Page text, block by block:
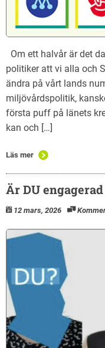
Om ett halvår är det
politiker att vi alla och
ändra på vårt lands
miljövårdspolitik,
första puff på länets
kan och […]
Läs mer
Är DU
12 mars, 2026